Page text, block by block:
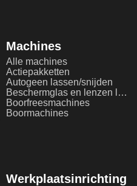
Machines
Alle machines
Actiepakketten
Autogeen lassen/snijden
Beschermglas en lenzen laserlassen
Boorfreesmachines
Boormachines
Werkplaatsinrichting